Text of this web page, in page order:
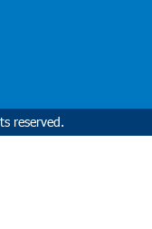
reserved.